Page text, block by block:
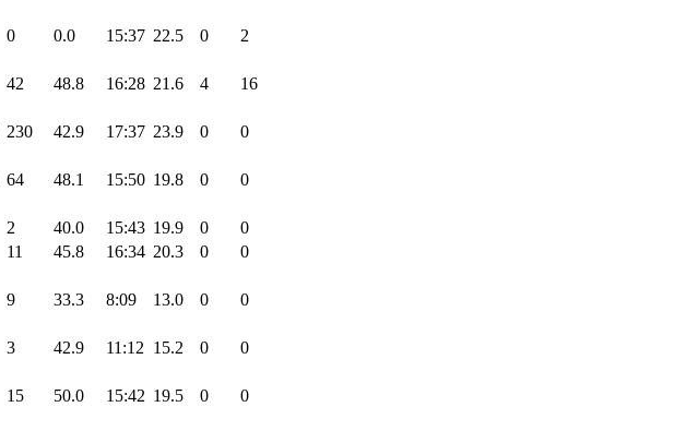
0 0.0 15:37 22.5 0
2
42 48.8 16:28 21.6 4
16
230 42.9 17:37 23.9 0
0
64 48.1 15:50 19.8 0
0
2 40.0 15:43 19.9 0
0
11 45.8 16:34 20.3 0
0
9 33.3 8:09 13.0 0
0
3 42.9 11:12 15.2 0
0
15 50.0 15:42 19.5 0
0